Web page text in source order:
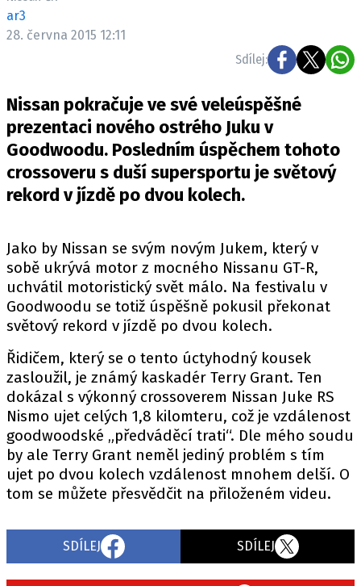
TRH S ELEKTROMOBILY
RALLY
OSTATNÍ
TISKOVKY
Z DOMOVA
ZE SVĚTA
MOTORSPORT
PIT LANE
ČEŠI V AKCI
FIA CEZ & POHÁRY
MEZINÁRODNÍ SCÉNA
SLEDUJTE NÁS NA |
Máte příběh, fotku nebo video?
Pošlete e-mail na autoroad.cz
ar3
28. června 2015 12:11
Sdílej:
Nissan pokračuje ve své veleúspěšné
prezentaci nového ostrého Juku v
Goodwoodu. Posledním úspěchem tohoto
crossoveru s duší supersportu je světový
rekord v jízdě po dvou kolech.
Jako by Nissan se svým novým Jukem, který v
sobě ukrývá motor z mocného Nissanu GT-R,
uchvátil motoristický svět málo. Na festivalu v
Goodwoodu se totiž úspěšně pokusil překonat
světový rekord v jízdě po dvou kolech.
Řidičem, který se o tento úctyhodný kousek
zasloužil, je známý kaskadér Terry Grant. Ten
dokázal s výkonný crossoverem Nissan Juke RS
Nismo ujet celých 1,8 kilomteru, což je vzdálenost
goodwoodské „předváděcí trati“. Dle mého soudu
by ale Terry Grant neměl jediný problém s tím
ujet po dvou kolech vzdálenost mnohem delší. O
tom se můžete přesvědčit na přiloženém videu.
SDÍLEJ SDÍLEJ